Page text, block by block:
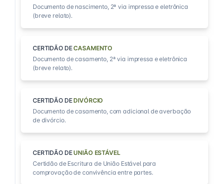
Documento de nascimento, 2ª via impressa e eletrônica
(breve relato).
CERTIDÃO DECASAMENTO
Documento de casamento, 2ª via impressa e eletrônica
(breve relato).
CERTIDÃO DEDIVÓRCIO
Documento de casamento, com adicional de averbação
de divórcio.
CERTIDÃO DEUNIÃO ESTÁVEL
Certidão de Escritura de União Estável para
comprovação de convivência entre partes.